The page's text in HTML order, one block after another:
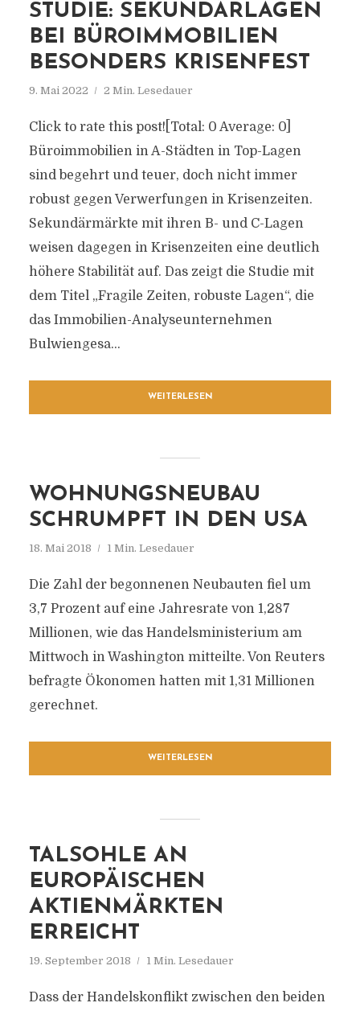
STUDIE: SEKUNDÄRLAGEN
BEI BÜROIMMOBILIEN
BESONDERS KRISENFEST
9. Mai 2022 2 Min. Lesedauer
Click to rate this post![Total: 0 Average: 0]
Büroimmobilien in A-Städten in Top-Lagen
sind begehrt und teuer, doch nicht immer
robust gegen Verwerfungen in Krisenzeiten.
Sekundärmärkte mit ihren B- und C-Lagen
weisen dagegen in Krisenzeiten eine deutlich
höhere Stabilität auf. Das zeigt die Studie mit
dem Titel „Fragile Zeiten, robuste Lagen“, die
das Immobilien-Analyseunternehmen
Bulwiengesa...
WEITERLESEN
WOHNUNGSNEUBAU
SCHRUMPFT IN DEN USA
18. Mai 2018 1 Min. Lesedauer
Die Zahl der begonnenen Neubauten fiel um
3,7 Prozent auf eine Jahresrate von 1,287
Millionen, wie das Handelsministerium am
Mittwoch in Washington mitteilte. Von Reuters
befragte Ökonomen hatten mit 1,31 Millionen
gerechnet.
WEITERLESEN
TALSOHLE AN
EUROPÄISCHEN
AKTIENMÄRKTEN
ERREICHT
19. September 2018 1 Min. Lesedauer
Dass der Handelskonflikt zwischen den beiden